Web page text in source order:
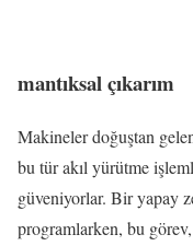
mantıksal çıkarım
Makineler doğuştan
bu tür akıl yürütme
güveniyorlar. Bir yapay
programlarken, bu